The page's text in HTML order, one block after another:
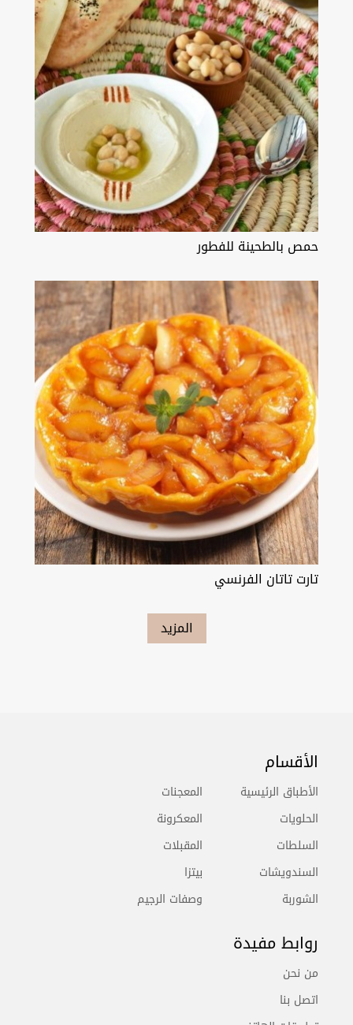
حمص بالطحينة للفطور
تارت تاتان الفرنسي
المزيد
الأقسام
الأطباق الرئيسية
الحلويات
السلطات
السندويشات
الشوربة
المعجنات
المعكرونة
المقبلات
بيتزا
وصفات الرجيم
روابط مفيدة
من نحن
اتصل بنا